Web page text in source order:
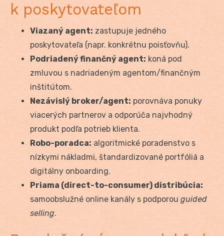
k poskytovateľom
Viazaný agent: zastupuje jedného
poskytovateľa (napr. konkrétnu poisťovňu).
Podriadený finančný agent: koná pod
zmluvou s nadriadeným agentom/finančným
inštitútom.
Nezávislý broker/agent: porovnáva ponuky
viacerých partnerov a odporúča najvhodný
produkt podľa potrieb klienta.
Robo-poradca: algoritmické poradenstvo s
nízkymi nákladmi, štandardizované portfóliá a
digitálny onboarding.
Priama (direct-to-consumer) distribúcia:
samoobslužné online kanály s podporou guided
selling.